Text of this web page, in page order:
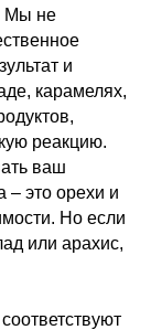
Мы не
и
карамелях,
реакцию.
ваш
– это орехи и
Но если
или арахис,